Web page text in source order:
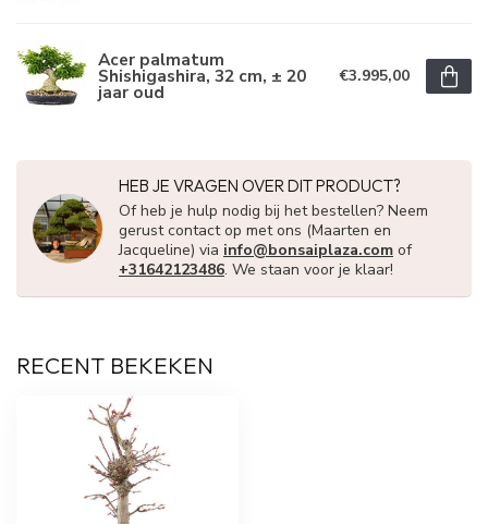
Acer palmatum
Shishigashira, 32 cm, ± 20
jaar oud
€3.995,00
HEB JE VRAGEN OVER DIT PRODUCT?
Of heb je hulp nodig bij het bestellen? Neem
gerust contact op met ons (Maarten en
Jacqueline) via info@bonsaiplaza.com of
+31642123486. We staan voor je klaar!
RECENT BEKEKEN